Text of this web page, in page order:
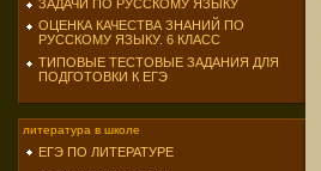
ЗАДАЧИ ПО РУССКОМУ ЯЗЫКУ
ОЦЕНКА КАЧЕСТВА ЗНАНИЙ ПО
РУССКОМУ ЯЗЫКУ. 6 КЛАСС
ТИПОВЫЕ ТЕСТОВЫЕ ЗАДАНИЯ ДЛЯ
ПОДГОТОВКИ К ЕГЭ
литература в школе
ЕГЭ ПО ЛИТЕРАТУРЕ